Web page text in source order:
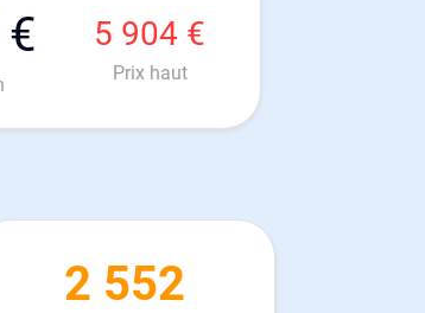
5 904 €
Prix haut
2 552